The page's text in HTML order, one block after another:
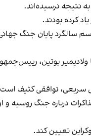
نتیجه نرسیده‌اند.
کرده بودند.
سالگرد پایان جنگ
ولادیمیر پوتین،
سریعی، توافقی کثیف
درباره جنگ
تعیین کند.